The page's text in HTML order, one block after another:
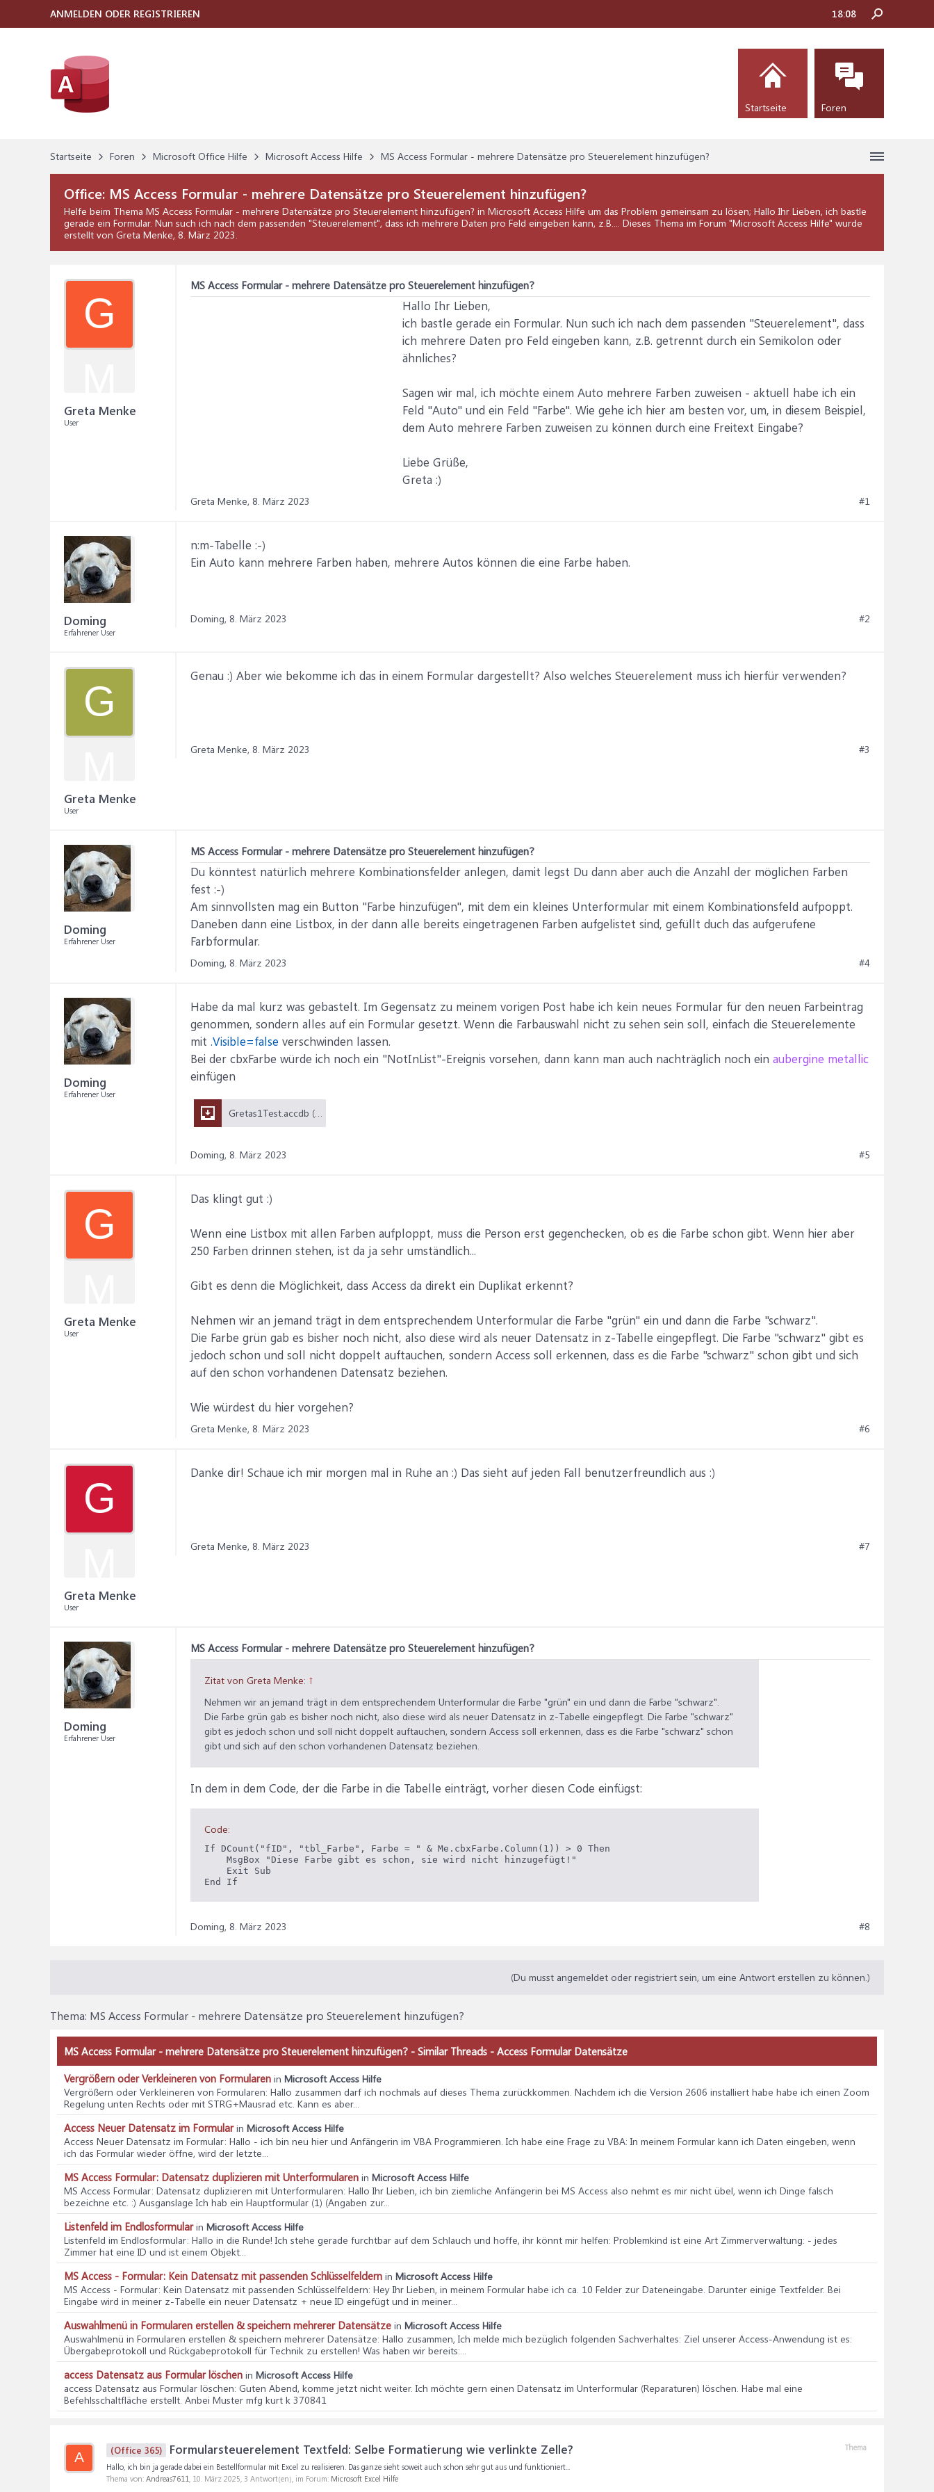
Startseite Foren Microsoft Office Hilfe Microsoft Access Hilfe MS Access Formular - mehrere Datensätze pro Steuerelement hinzufügen?
Office: MS Access Formular - mehrere Datensätze pro Steuerelement hinzufügen?
Helfe beim Thema MS Access Formular - mehrere Datensätze pro Steuerelement hinzufügen? in Microsoft Access Hilfe um das Problem gemeinsam zu lösen; Hallo Ihr Lieben, ich bastle
gerade ein Formular. Nun such ich nach dem passenden "Steuerelement", dass ich mehrere Daten pro Feld eingeben kann, z.B.... Dieses Thema im Forum "Microsoft Access Hilfe" wurde
erstellt von Greta Menke, 8. März 2023.
G
Greta Menke
User
MS Access Formular - mehrere Datensätze pro Steuerelement hinzufügen?
Hallo Ihr Lieben,
ich bastle gerade ein Formular. Nun such ich nach dem passenden "Steuerelement", dass
ich mehrere Daten pro Feld eingeben kann, z.B. getrennt durch ein Semikolon oder
ähnliches?
Sagen wir mal, ich möchte einem Auto mehrere Farben zuweisen - aktuell habe ich ein
Feld "Auto" und ein Feld "Farbe". Wie gehe ich hier am besten vor, um, in diesem Beispiel,
dem Auto mehrere Farben zuweisen zu können durch eine Freitext Eingabe?
Liebe Grüße,
Greta :)
Greta Menke, 8. März 2023 #1
Doming
Erfahrener User
n:m-Tabelle :-)
Ein Auto kann mehrere Farben haben, mehrere Autos können die eine Farbe haben.
Doming, 8. März 2023 #2
G
Greta Menke
User
Genau :) Aber wie bekomme ich das in einem Formular dargestellt? Also welches Steuerelement muss ich hierfür verwenden?
Greta Menke, 8. März 2023 #3
Doming
Erfahrener User
MS Access Formular - mehrere Datensätze pro Steuerelement hinzufügen?
Du könntest natürlich mehrere Kombinationsfelder anlegen, damit legst Du dann aber auch die Anzahl der möglichen Farben
fest :-)
Am sinnvollsten mag ein Button "Farbe hinzufügen", mit dem ein kleines Unterformular mit einem Kombinationsfeld aufpoppt.
Daneben dann eine Listbox, in der dann alle bereits eingetragenen Farben aufgelistet sind, gefüllt duch das aufgerufene
Farbformular.
Doming, 8. März 2023 #4
Doming
Erfahrener User
Habe da mal kurz was gebastelt. Im Gegensatz zu meinem vorigen Post habe ich kein neues Formular für den neuen Farbeintrag
genommen, sondern alles auf ein Formular gesetzt. Wenn die Farbauswahl nicht zu sehen sein soll, einfach die Steuerelemente
mit .Visible=false verschwinden lassen.
Bei der cbxFarbe würde ich noch ein "NotInList"-Ereignis vorsehen, dann kann man auch nachträglich noch ein aubergine metallic
einfügen
Gretas1Test.accdb (556 KB)
Doming, 8. März 2023 #5
G
Greta Menke
User
Das klingt gut :)
Wenn eine Listbox mit allen Farben aufploppt, muss die Person erst gegenchecken, ob es die Farbe schon gibt. Wenn hier aber
250 Farben drinnen stehen, ist da ja sehr umständlich...
Gibt es denn die Möglichkeit, dass Access da direkt ein Duplikat erkennt?
Nehmen wir an jemand trägt in dem entsprechendem Unterformular die Farbe "grün" ein und dann die Farbe "schwarz".
Die Farbe grün gab es bisher noch nicht, also diese wird als neuer Datensatz in z-Tabelle eingepflegt. Die Farbe "schwarz" gibt es
jedoch schon und soll nicht doppelt auftauchen, sondern Access soll erkennen, dass es die Farbe "schwarz" schon gibt und sich
auf den schon vorhandenen Datensatz beziehen.
Wie würdest du hier vorgehen?
Greta Menke, 8. März 2023 #6
G
Greta Menke
User
Danke dir! Schaue ich mir morgen mal in Ruhe an :) Das sieht auf jeden Fall benutzerfreundlich aus :)
Greta Menke, 8. März 2023 #7
Doming
Erfahrener User
MS Access Formular - mehrere Datensätze pro Steuerelement hinzufügen?
Zitat von Greta Menke: ↑
Nehmen wir an jemand trägt in dem entsprechendem Unterformular die Farbe "grün" ein und dann die Farbe "schwarz".
Die Farbe grün gab es bisher noch nicht, also diese wird als neuer Datensatz in z-Tabelle eingepflegt. Die Farbe "schwarz"
gibt es jedoch schon und soll nicht doppelt auftauchen, sondern Access soll erkennen, dass es die Farbe "schwarz" schon
gibt und sich auf den schon vorhandenen Datensatz beziehen.
In dem in dem Code, der die Farbe in die Tabelle einträgt, vorher diesen Code einfügst:
Code:
If DCount("fID", "tbl_Farbe", Farbe = " & Me.cbxFarbe.Column(1)) > 0 Then
    MsgBox "Diese Farbe gibt es schon, sie wird nicht hinzugefügt!"
    Exit Sub
End If
Doming, 8. März 2023 #8
(Du musst angemeldet oder registriert sein, um eine Antwort erstellen zu können.)
Thema: MS Access Formular - mehrere Datensätze pro Steuerelement hinzufügen?
MS Access Formular - mehrere Datensätze pro Steuerelement hinzufügen? - Similar Threads - Access Formular Datensätze
Vergrößern oder Verkleineren von Formularen in Microsoft Access Hilfe
Vergrößern oder Verkleineren von Formularen: Hallo zusammen darf ich nochmals auf dieses Thema zurückkommen. Nachdem ich die Version 2606 installiert habe habe ich einen Zoom
Regelung unten Rechts oder mit STRG+Mausrad etc. Kann es aber...
Access Neuer Datensatz im Formularin Microsoft Access Hilfe
Access Neuer Datensatz im Formular: Hallo - ich bin neu hier und Anfängerin im VBA Programmieren. Ich habe eine Frage zu VBA: In meinem Formular kann ich Daten eingeben, wenn
ich das Formular wieder öffne, wird der letzte...
MS Access Formular: Datensatz duplizieren mit Unterformularen in Microsoft Access Hilfe
MS Access Formular: Datensatz duplizieren mit Unterformularen: Hallo Ihr Lieben, ich bin ziemliche Anfängerin bei MS Access also nehmt es mir nicht übel, wenn ich Dinge falsch
bezeichne etc. :) Ausganslage Ich hab ein Hauptformular (1) (Angaben zur...
Listenfeld im Endlosformularin Microsoft Access Hilfe
Listenfeld im Endlosformular: Hallo in die Runde! Ich stehe gerade furchtbar auf dem Schlauch und hoffe, ihr könnt mir helfen: Problemkind ist eine Art Zimmerverwaltung: - jedes
Zimmer hat eine ID und ist einem Objekt...
MS Access - Formular: Kein Datensatz mit passenden Schlüsselfeldern in Microsoft Access Hilfe
MS Access - Formular: Kein Datensatz mit passenden Schlüsselfeldern: Hey Ihr Lieben, in meinem Formular habe ich ca. 10 Felder zur Dateneingabe. Darunter einige Textfelder. Bei
Eingabe wird in meiner z-Tabelle ein neuer Datensatz + neue ID eingefügt und in meiner...
Auswahlmenü in Formularen erstellen & speichern mehrerer Datensätze in Microsoft Access Hilfe
Auswahlmenü in Formularen erstellen & speichern mehrerer Datensätze: Hallo zusammen, Ich melde mich bezüglich folgenden Sachverhaltes: Ziel unserer Access-Anwendung ist es:
Übergabeprotokoll und Rückgabeprotokoll für Technik zu erstellen! Was haben wir bereits:...
access Datensatz aus Formular löschen in Microsoft Access Hilfe
access Datensatz aus Formular löschen: Guten Abend, komme jetzt nicht weiter. Ich möchte gern einen Datensatz im Unterformular (Reparaturen) löschen. Habe mal eine
Befehlsschaltfläche erstellt. Anbei Muster mfg kurt k 370841
A
Thema
(Office 365) Formularsteuerelement Textfeld: Selbe Formatierung wie verlinkte Zelle?
Hallo, ich bin ja gerade dabei ein Bestellformular mit Excel zu realisieren. Das ganze sieht soweit auch schon sehr gut aus und funktioniert...
Thema von: Andreas7611, 10. März 2025, 3 Antwort(en), im Forum: Microsoft Excel Hilfe
ANMELDEN ODER REGISTRIEREN 18:08
Startseite Foren